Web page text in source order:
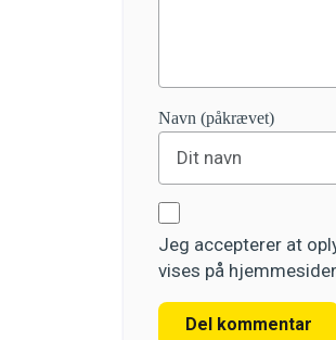
Navn (påkrævet)
Jeg accepterer at
vises på
Del kommentar